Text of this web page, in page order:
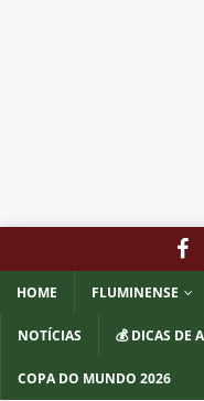
HOME FLUMINENSE
NOTÍCIAS 💰 DICAS DE
COPA DO MUNDO 2026